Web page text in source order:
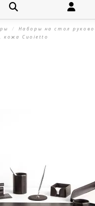
Наборы на стол
кожа Сuoietto